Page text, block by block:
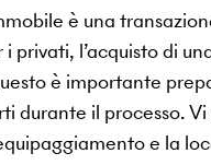
è una
privati, l’acquisto di
è importante
durante il processo.
e la